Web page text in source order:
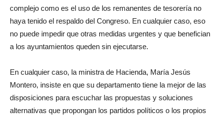
complejo como es el uso de los remanentes de tesorería no
haya tenido el respaldo del Congreso. En cualquier caso, eso
no puede impedir que otras medidas urgentes y que benefician
a los ayuntamientos queden sin ejecutarse.
En cualquier caso, la ministra de Hacienda, María Jesús
Montero, insiste en que su departamento tiene la mejor de las
disposiciones para escuchar las propuestas y soluciones
alternativas que propongan los partidos políticos o los propios